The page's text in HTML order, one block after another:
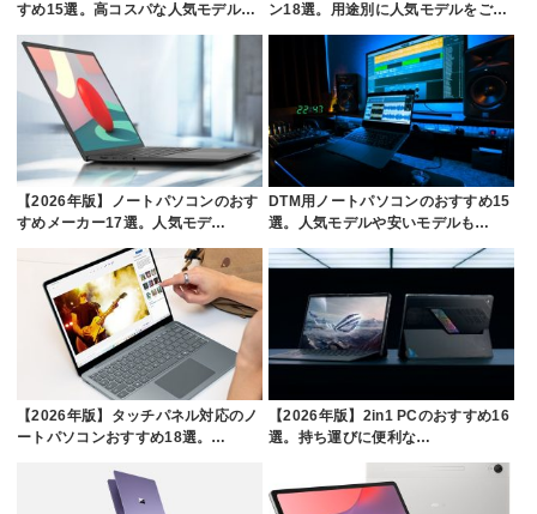
すめ15選。高コスパな人気モデル…
ン18選。用途別に人気モデルをご…
【2026年版】ノートパソコンのおす
すめメーカー17選。人気モデ…
DTM用ノートパソコンのおすすめ15
選。人気モデルや安いモデルも…
【2026年版】タッチパネル対応のノ
ートパソコンおすすめ18選。…
【2026年版】2in1 PCのおすすめ16
選。持ち運びに便利な…